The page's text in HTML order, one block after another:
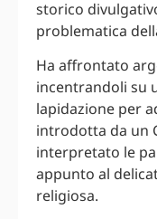
storico
problematica
Ha affrontato
incentrandoli su
lapidazione per
introdotta da un
interpretato le
appunto al
religiosa.